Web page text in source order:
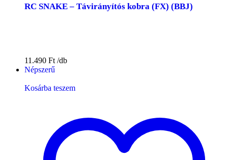
RC SNAKE – Távirányítós kobra (FX) (BBJ)
11.490 Ft
Népszerű
Kosárba teszem